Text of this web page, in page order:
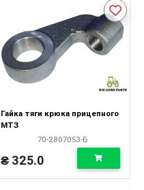
Гайка тяги крюка прицепного
МТЗ
70-2807053-Б
₴ 325.0